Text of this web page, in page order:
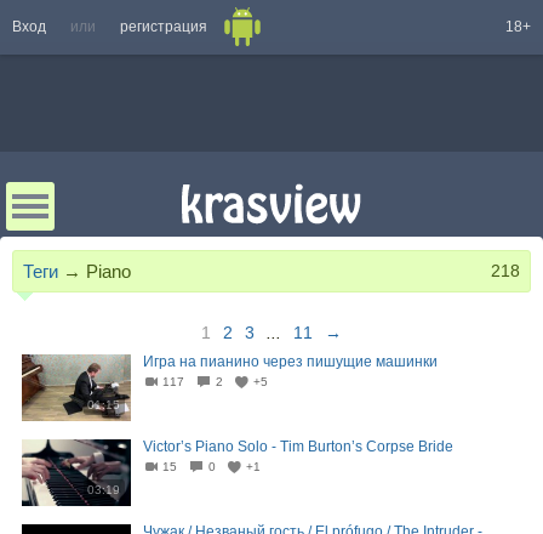
Вход или регистрация 18+
Теги → Piano 218
1 2 3 11 →
01:15
Игра на пианино через пишущие машинки
117 2 +5
03:19
Victor’s Piano Solo - Tim Burton’s Corpse Bride
15 0 +1